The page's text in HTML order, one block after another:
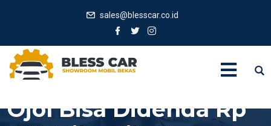
sales@blesscar.co.id
Ojol Bisa Didenda Rp